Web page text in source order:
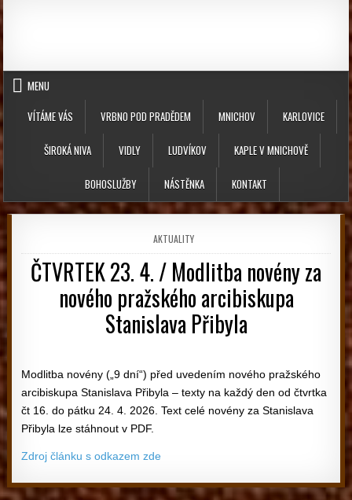
Skip to content
MENU
VÍTÁME VÁS
VRBNO POD PRADĚDEM MNICHOV KARLOVICE
ŠIROKÁ NIVA VIDLY LUDVÍKOV KAPLE V MNICHOVĚ
BOHOSLUŽBY NÁSTĚNKA KONTAKT
POSTED IN
AKTUALITY
ČTVRTEK 23. 4. / Modlitba novény za
nového pražského arcibiskupa
Stanislava Přibyla
Modlitba novény („9 dní“) před uvedením nového pražského
arcibiskupa Stanislava Přibyla – texty na každý den od čtvrtka
čt 16. do pátku 24. 4. 2026. Text celé novény za Stanislava
Přibyla lze stáhnout v PDF.
Zdroj článku s odkazem zde